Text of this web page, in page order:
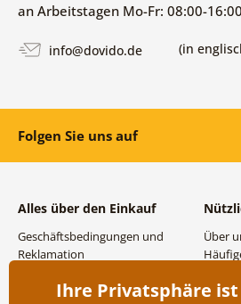
an Arbeitstagen Mo-Fr: 08:00-16:00
info@dovido.de (in
Folgen Sie uns auf
Alles über den Einkauf
Geschäftsbedingungen und
Reklamation
Versand- und
Über
Ihre Privatsphäre